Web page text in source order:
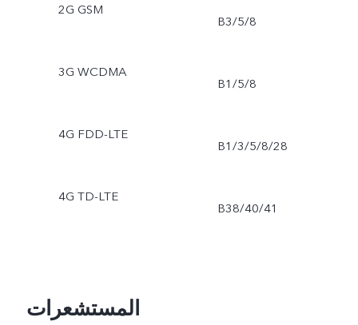
2G GSM
B3/5/8
3G WCDMA
B1/5/8
4G FDD-LTE
B1/3/5/8/28
4G TD-LTE
B38/40/41
المستشعرات